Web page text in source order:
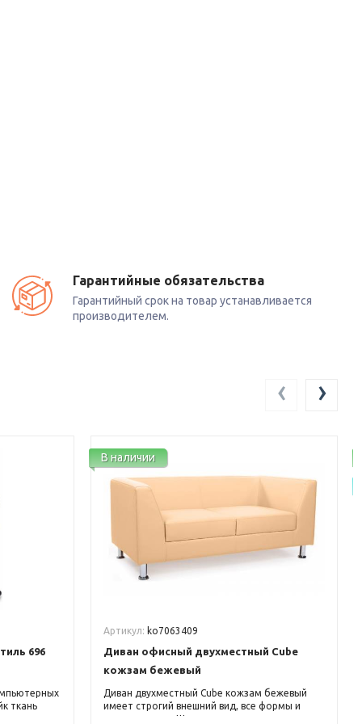
Гарантийные обязательства
Гарантийный срок на товар устанавливается
производителем.
696
ткань
В наличии
Артикул: ko7063409
Диван офисный двухместный Cube
кожзам бежевый
Диван двухместный Cube кожзам бежевый
имеет строгий внешний вид, все формы и
линии прямые. Ширина дивана позволяет в
‹ ›